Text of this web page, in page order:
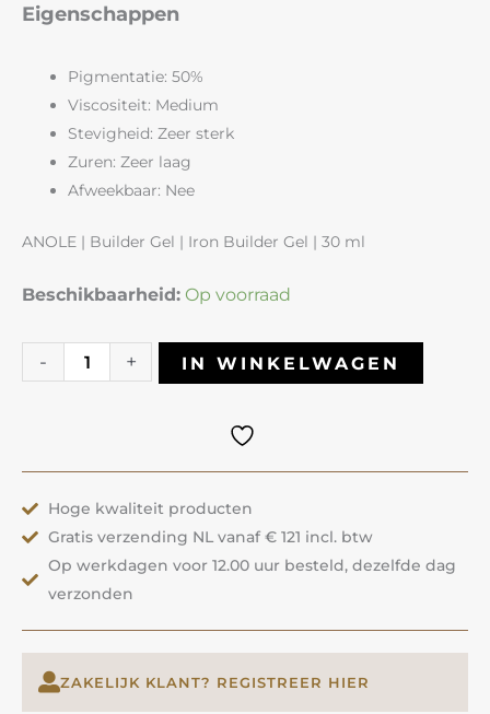
€42.29.
€39.87.
Eigenschappen
Pigmentatie: 50%
Viscositeit: Medium
Stevigheid: Zeer sterk
Zuren: Zeer laag
Afweekbaar: Nee
ANOLE | Builder Gel | Iron Builder Gel | 30 ml
Beschikbaarheid: Op voorraad
-
Iron
Gel
ANOLE
aantal
+ IN WINKELWAGEN
Hoge kwaliteit producten
Gratis verzending NL vanaf € 121 incl. btw
Op werkdagen voor 12.00 uur besteld, dezelfde dag
verzonden
ZAKELIJK KLANT? REGISTREER HIER